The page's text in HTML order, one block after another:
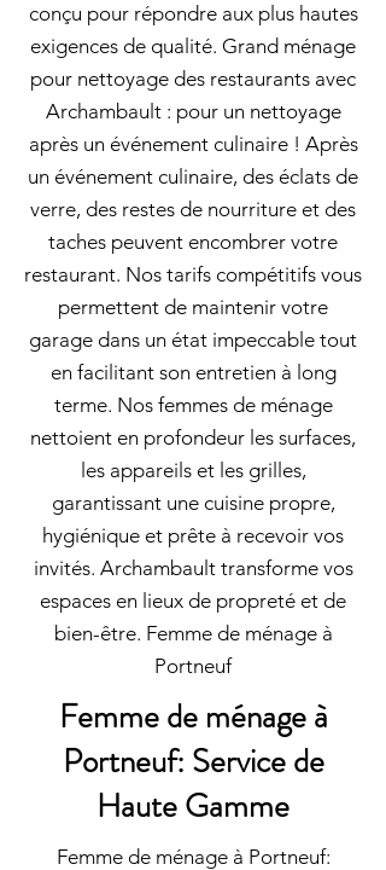
conçu pour répondre aux plus hautes
exigences de qualité. Grand ménage
pour nettoyage des restaurants avec
Archambault : pour un nettoyage
après un événement culinaire ! Après
un événement culinaire, des éclats de
verre, des restes de nourriture et des
taches peuvent encombrer votre
restaurant. Nos tarifs compétitifs vous
permettent de maintenir votre
garage dans un état impeccable tout
en facilitant son entretien à long
terme. Nos femmes de ménage
nettoient en profondeur les surfaces,
les appareils et les grilles,
garantissant une cuisine propre,
hygiénique et prête à recevoir vos
invités. Archambault transforme vos
espaces en lieux de propreté et de
bien-être. Femme de ménage à
Portneuf
Femme de ménage à
Portneuf: Service de
Haute Gamme
Femme de ménage à Portneuf: